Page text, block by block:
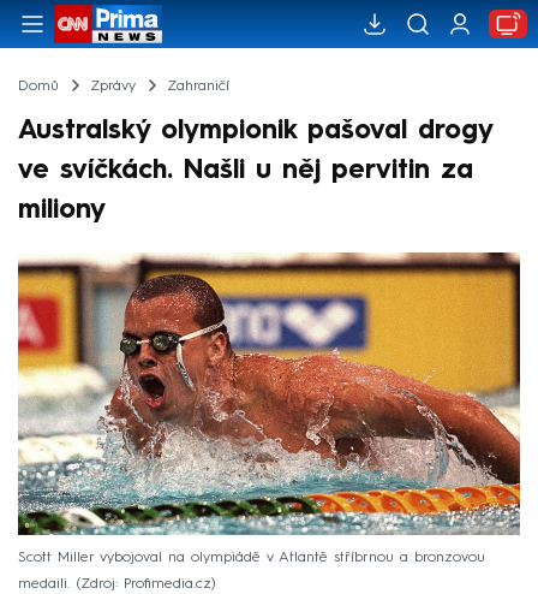
Domů Zprávy Zahraničí
Australský olympionik pašoval drogy
ve svíčkách. Našli u něj pervitin za
miliony
Scott Miller vybojoval na olympiádě v Atlantě stříbrnou a bronzovou
medaili.
Zdroj: Profimedia.cz